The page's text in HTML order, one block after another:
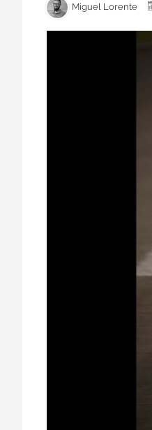
Miguel Lorente